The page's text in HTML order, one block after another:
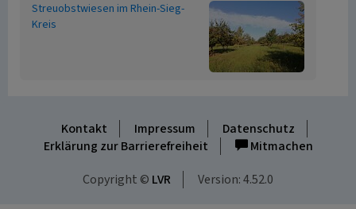
Streuobstwiesen im Rhein-Sieg-
Kreis
Kontakt Impressum
Datenschutz
Erklärung zur Barrierefreiheit
Mitmachen
Copyright © LVR Version: 4.52.0